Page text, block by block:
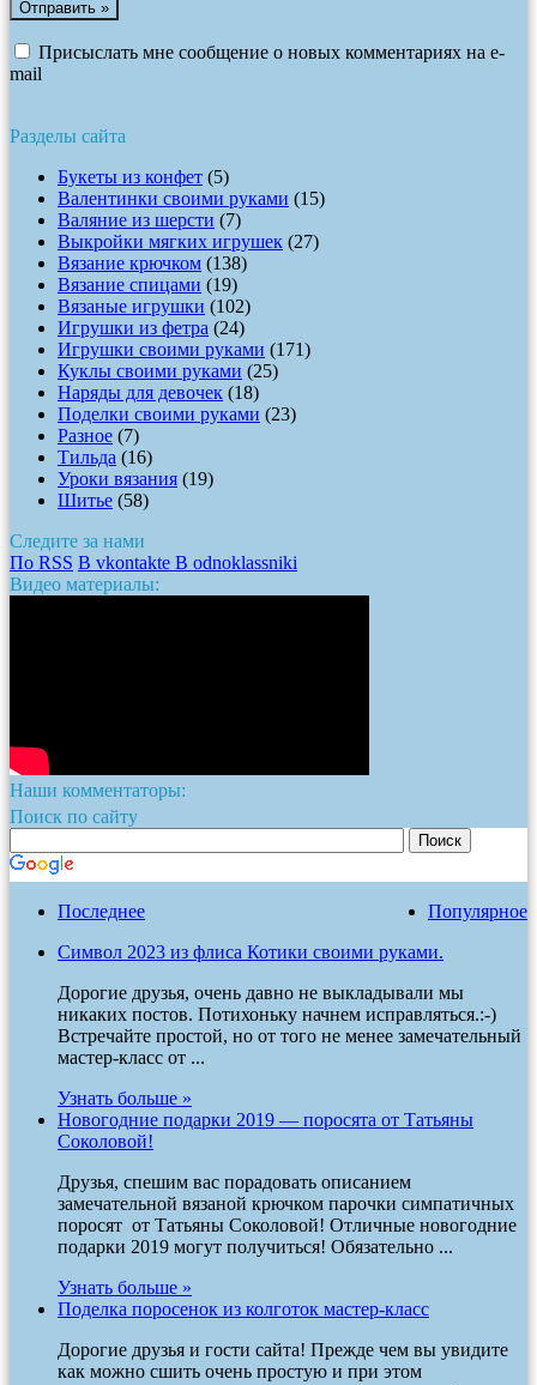
Присыслать мне сообщение о новых комментариях на e-
mail
Разделы сайта
Букеты из конфет (5)
Валентинки своими руками (15)
Валяние из шерсти (7)
Выкройки мягких игрушек (27)
Вязание крючком (138)
Вязание спицами (19)
Вязаные игрушки (102)
Игрушки из фетра (24)
Игрушки своими руками (171)
Куклы своими руками (25)
Наряды для девочек (18)
Поделки своими руками (23)
Разное (7)
Тильда (16)
Уроки вязания (19)
Шитье (58)
Следите за нами
По RSS В vkontakte В odnoklassniki
Видео материалы:
Наши комментаторы:
Поиск по сайту
Популярное
Последнее
Символ 2023 из флиса Котики своими руками.
Дорогие друзья, очень давно не выкладывали мы
никаких постов. Потихоньку начнем исправляться.:-)
Встречайте простой, но от того не менее замечательный
мастер-класс от ...
Узнать больше »
Новогодние подарки 2019 — поросята от Татьяны
Соколовой!
Друзья, спешим вас порадовать описанием
замечательной вязаной крючком парочки симпатичных
поросят от Татьяны Соколовой! Отличные новогодние
подарки 2019 могут получиться! Обязательно ...
Узнать больше »
Поделка поросенок из колготок мастер-класс
Дорогие друзья и гости сайта! Прежде чем вы увидите
как можно сшить очень простую и при этом